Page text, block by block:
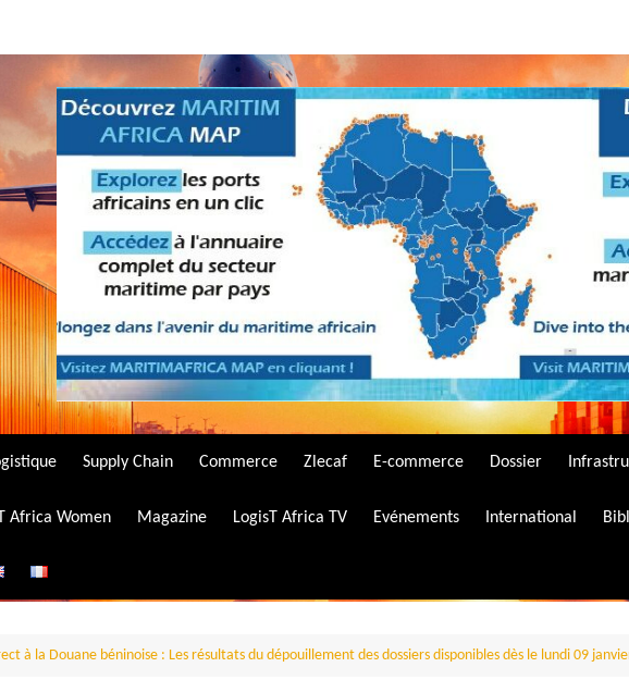
Supply Chain Commerce Zlecaf E-commerce Dossier
Africa Women Magazine LogisT Africa TV Evénements International
à la Douane béninoise : Les résultats du dépouillement des dossiers disponibles dès le lundi 09